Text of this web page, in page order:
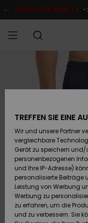
Produktinformation
RABATT -25 %
MÄNNER
FRAUEN
SURF
SNOW
DOPPELTER
RABATT
TREFFEN SIE EINE
Wir und unsere Partner
vergleichbare
Gerät zu speichern
personenbezogenen
und Ihre IP-Adresse)
personalisierte Beiträge
Leistung von Werbung
Werbung zu
zu erfahren, um die
und zu verbessern. Sie